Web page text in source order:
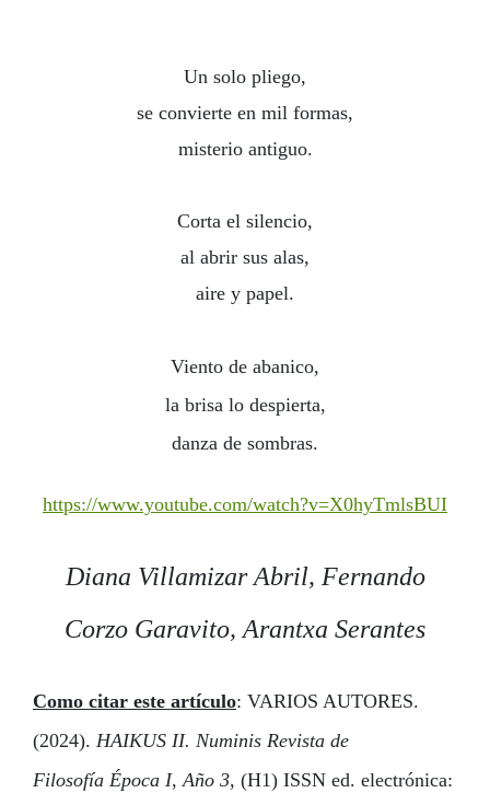
Un solo pliego,
se convierte en mil formas,
misterio antiguo.
Corta el silencio,
al abrir sus alas,
aire y papel.
Viento de abanico,
la brisa lo despierta,
danza de sombras.
https://www.youtube.com/watch?v=X0hyTmlsBUI
Diana Villamizar Abril, Fernando
Corzo Garavito, Arantxa Serantes
Como citar este artículo: VARIOS AUTORES.
(2024). HAIKUS II. Numinis Revista de
Filosofía Época I,Año 3, (H1) ISSN ed. electrónica: